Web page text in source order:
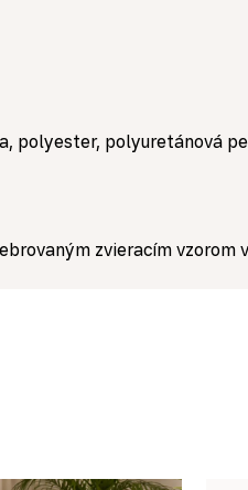
polyester, polyuretánová
zvieracím vzorom